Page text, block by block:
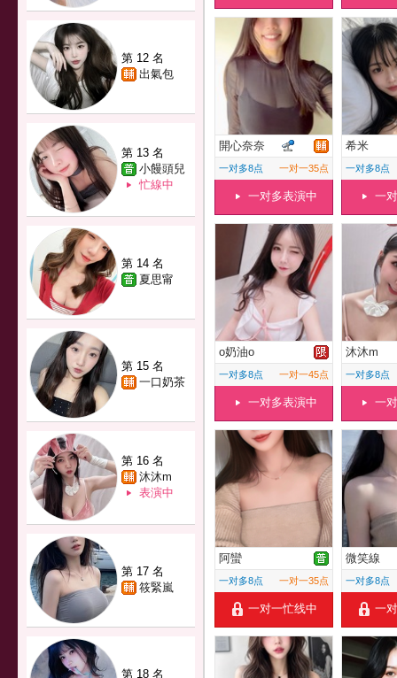
第 12 名
出氣包
第 13 名
小饅頭兒
忙線中
第 14 名
夏思甯
第 15 名
一口奶茶
第 16 名
沐沐m
表演中
第 17 名
筱緊嵐
第 18 名
開心奈奈
一对多8点 一对一35点
一对多表演中
希米
一对多8点
一
o奶油o
一对多8点 一对一45点
一对多表演中
沐沐m
一对多8点
一
阿蠻
一对多8点 一对一35点
一对一忙线中
微笑線
一对多8点
一